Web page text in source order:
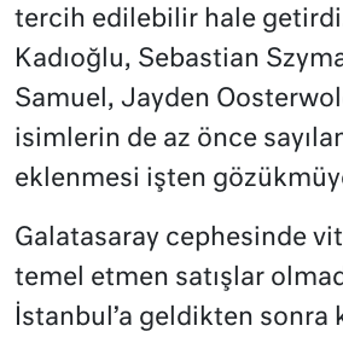
tercih edilebilir hale
Kadıoğlu, Sebastian
Samuel, Jayden
isimlerin de az önce
eklenmesi işten
Galatasaray cephesinde
temel etmen satışlar
İstanbul’a geldikten sonra